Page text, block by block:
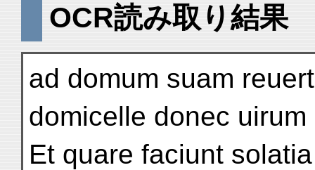
OCR読み取り結果
ad domum suam
domicelle donec
Et quare faciunt